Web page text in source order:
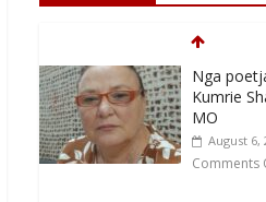
Nga
Kumrie
MO
August 6,
Comments